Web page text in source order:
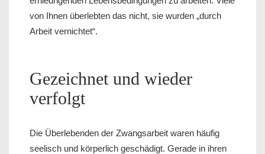
von Ihnen überlebten das nicht, sie wurden „durch
Arbeit vernichtet“.
Gezeichnet und wieder
verfolgt
Die Überlebenden der Zwangsarbeit waren häufig
seelisch und körperlich geschädigt. Gerade in ihren